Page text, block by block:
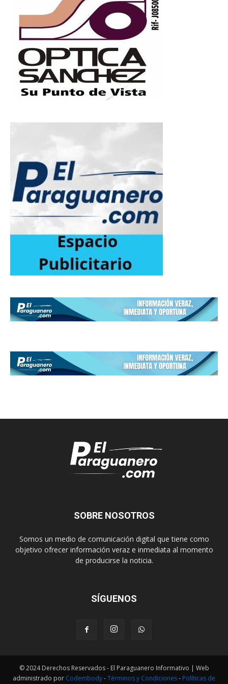
SOBRE NOSOTROS
Somos un medio de comunicación digital que tiene como
objetivo ofrecer información veraz e inmediata al momento
de producirse la noticia.
SÍGUENOS
© 2024 Derechos Reservados - El Paraguanero Informativo | Web
administrado por Codembody-Términos y Condiciones- Políticas de